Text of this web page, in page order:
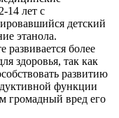
14 лет с
детский
этанола.
развивается более
здоровья, так как
развитию
функции
громадный вред его